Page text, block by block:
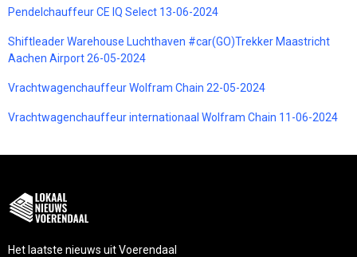
Pendelchauffeur CE IQ Select 13-06-2024
Shiftleader Warehouse Luchthaven #car(GO)Trekker Maastricht
Aachen Airport 26-05-2024
Vrachtwagenchauffeur Wolfram Chain 22-05-2024
Vrachtwagenchauffeur internationaal Wolfram Chain 11-06-2024
Het laatste nieuws uit Voerendaal